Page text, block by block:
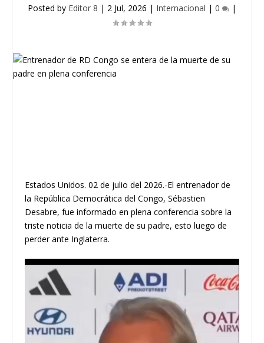
Posted by Editor 8 | 2 Jul, 2026 | Internacional | 0 |
Estados Unidos. 02 de julio del 2026.-El entrenador de
la República Democrática del Congo, Sébastien
Desabre, fue informado en plena conferencia sobre la
triste noticia de la muerte de su padre, esto luego de
perder ante Inglaterra.
Reproductor
vídeo